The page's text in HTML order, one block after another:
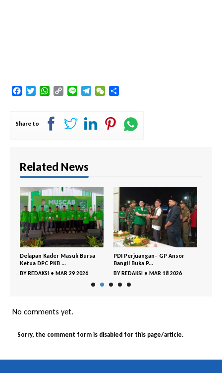
FacebookTwitterWhatsApp
Copy
Line TelegramWeChat
Share to
Related News
Delapan Kader Masuk Bursa
Ketua DPC PKB ...
BYREDAKSI • MAR 29 2026
PDI Perjuangan– GP Ansor
Bangil Buka P...
BYREDAKSI • MAR 18 2026
No comments yet.
Sorry, the comment form is disabled for this page/article.